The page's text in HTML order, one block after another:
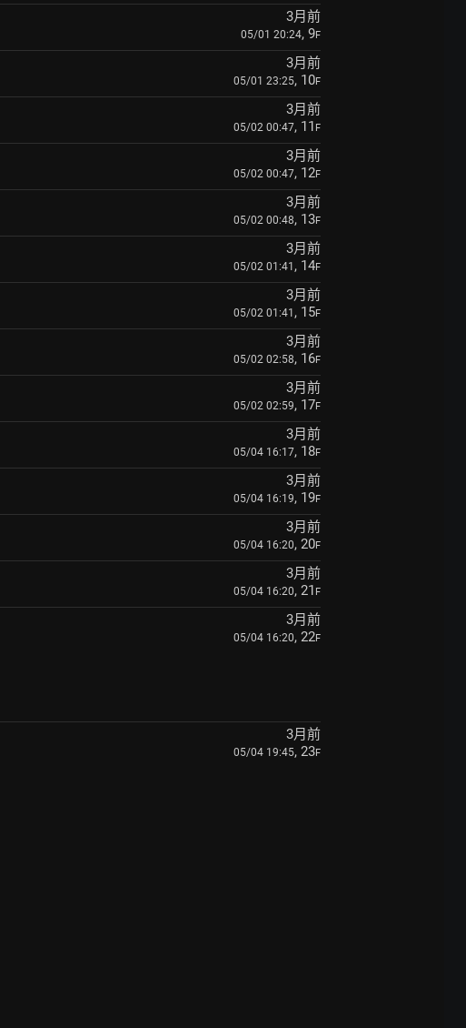
3月前
05/01 20:24, 9F
3月前
05/01 23:25, 10F
3月前
05/02 00:47, 11 F
3月前
05/02 00:47, 12F
3月前
05/02 00:48, 13F
3月前
05/02 01:41 , 14F
3月前
05/02 01:41 , 15F
3月前
05/02 02:58, 16F
3月前
05/02 02:59, 17F
3月前
05/04 16:17, 18F
3月前
05/04 16:19, 19F
3月前
05/04 16:20, 20F
3月前
05/04 16:20, 21 F
3月前
05/04 16:20, 22F
3月前
05/04 19:45, 23F